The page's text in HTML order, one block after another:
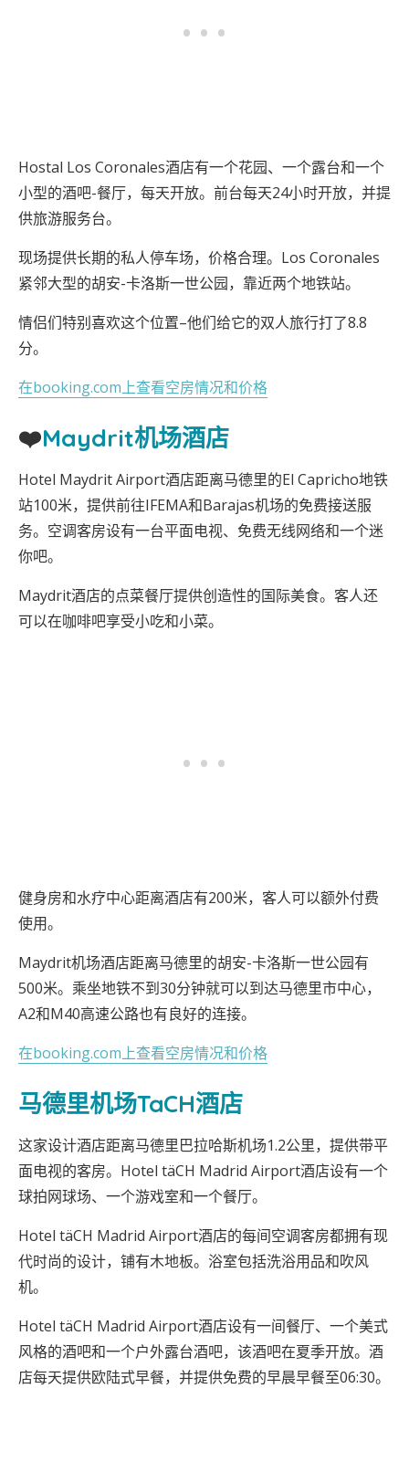
Hostal Los Coronales酒店有一个花园、一个露台和一个
小型的酒吧-餐厅，每天开放。前台每天24小时开放，并提
供旅游服务台。
现场提供长期的私人停车场，价格合理。Los Coronales
紧邻大型的胡安-卡洛斯一世公园，靠近两个地铁站。
情侣们特别喜欢这个位置–他们给它的双人旅行打了8.8
分。
在booking.com上查看空房情况和价格
❤️Maydrit机场酒店
Hotel Maydrit Airport酒店距离马德里的El Capricho地铁
站100米，提供前往IFEMA和Barajas机场的免费接送服
务。空调客房设有一台平面电视、免费无线网络和一个迷
你吧。
Maydrit酒店的点菜餐厅提供创造性的国际美食。客人还
可以在咖啡吧享受小吃和小菜。
健身房和水疗中心距离酒店有200米，客人可以额外付费
使用。
Maydrit机场酒店距离马德里的胡安-卡洛斯一世公园有
500米。乘坐地铁不到30分钟就可以到达马德里市中心，
A2和M40高速公路也有良好的连接。
在booking.com上查看空房情况和价格
马德里机场TaCH酒店
这家设计酒店距离马德里巴拉哈斯机场1.2公里，提供带平
面电视的客房。Hotel täCH Madrid Airport酒店设有一个
球拍网球场、一个游戏室和一个餐厅。
Hotel täCH Madrid Airport酒店的每间空调客房都拥有现
代时尚的设计，铺有木地板。浴室包括洗浴用品和吹风
机。
Hotel täCH Madrid Airport酒店设有一间餐厅、一个美式
风格的酒吧和一个户外露台酒吧，该酒吧在夏季开放。酒
店每天提供欧陆式早餐，并提供免费的早晨早餐至06:30。